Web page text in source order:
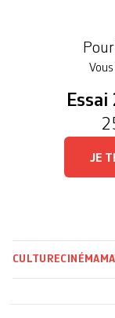
transformant
Essai
JE
CULTURECINÉMA